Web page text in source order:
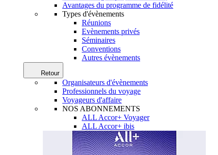
Avantages du programme de fidélité
Types d'évènements
Réunions
Evènements privés
Séminaires
Conventions
Autres évènements
Retour
Organisateurs d'évènements
Professionnels du voyage
Voyageurs d'affaire
NOS ABONNEMENTS
ALL Accor+ Voyager
ALL Accor+ ibis